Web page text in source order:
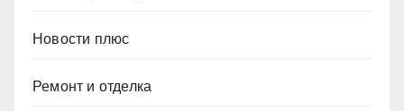
Новости плюс
Ремонт и отделка